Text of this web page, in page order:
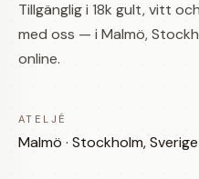
Tillgänglig i 18k gult, vitt
med oss — i Malmö,
online.
ATELJÉ
Malmö · Stockholm, Sverige